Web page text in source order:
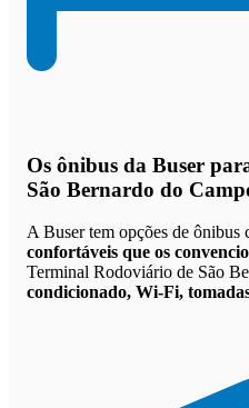
Os ônibus da Buser
São Bernardo do
A Buser tem opções de ônibus
confortáveis que os
Terminal Rodoviário de São
condicionado, Wi-Fi,